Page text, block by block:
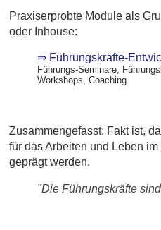
Praxiserprobte Module als
oder Inhouse:
⇒ Führungskräfte-
Führungs-Seminare,
Workshops, Coaching
Zusammengefasst: Fakt ist,
für das Arbeiten und Leben
geprägt werden.
"Die Führungskräfte